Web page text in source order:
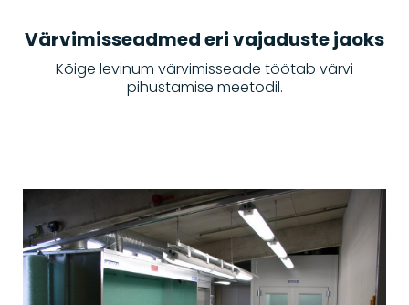
Värvimisseadmed eri vajaduste jaoks
Kõige levinum värvimisseade töötab värvi
pihustamise meetodil.